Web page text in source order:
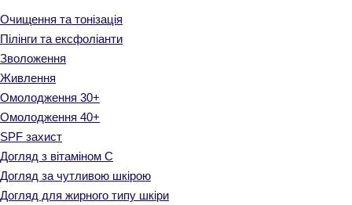
Очищення та тонізація
Пілінги та ексфоліанти
Зволоження
Живлення
Омолодження 30+
Омолодження 40+
SPF захист
Догляд з вітаміном С
Догляд за чутливою шкірою
Догляд для жирного типу шкіри